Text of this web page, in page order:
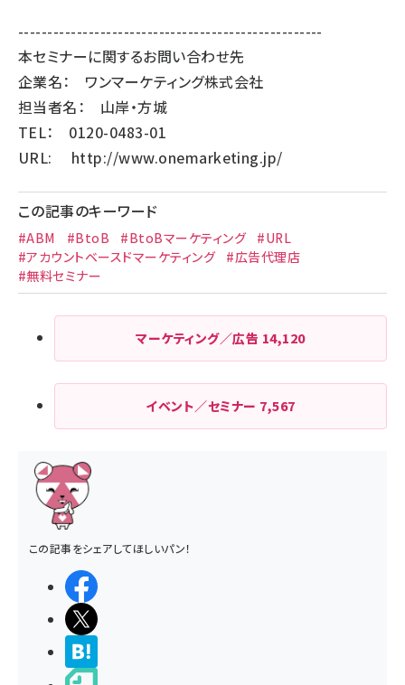
----------------------------------------------------
本セミナーに関するお問い合わせ先
企業名： ワンマーケティング株式会社
担当者名： 山岸・方城
TEL： 0120-0483-01
URL: http://www.onemarketing.jp/
この記事のキーワード
#ABM #BtoB #BtoBマーケティング
#URL
#アカウントベースドマーケティング
#広告代理店
#無料セミナー
マーケティング／広告 14,120
イベント／セミナー 7,567
この記事をシェアしてほしいパン！